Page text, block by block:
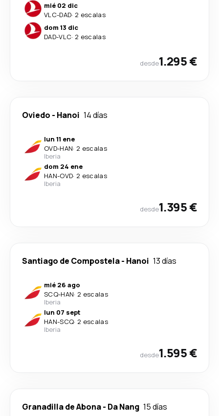
mié 02 dic
VLC-DAD· 2 escalas
dom 13 dic
DAD-VLC· 2 escalas
desde1.295 €
Oviedo - Hanoi 14 días
lun 11 ene
OVD-HAN· 2 escalas
Iberia
dom 24 ene
HAN-OVD· 2 escalas
Iberia
desde1.395 €
Santiago de Compostela- Hanoi 13 días
mié 26 ago
SCQ-HAN· 2 escalas
Iberia
lun 07 sept
HAN-SCQ· 2 escalas
Iberia
desde1.595 €
Granadilla de Abona- Da Nang 15 días